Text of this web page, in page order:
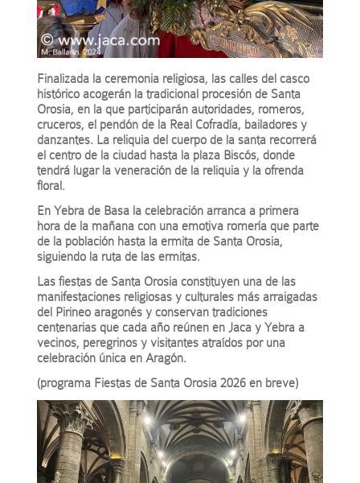
Finalizada la ceremonia religiosa, las calles del casco
histórico acogerán la tradicional procesión de Santa
Orosia, en la que participarán autoridades, romeros,
cruceros, el pendón de la Real Cofradía, bailadores y
danzantes. La reliquia del cuerpo de la santa recorrerá
el centro de la ciudad hasta la plaza Biscós, donde
tendrá lugar la veneración de la reliquia y la ofrenda
floral.
En Yebra de Basa la celebración arranca a primera
hora de la mañana con una emotiva romería que parte
de la población hasta la ermita de Santa Orosia,
siguiendo la ruta de las ermitas.
Las fiestas de Santa Orosia constituyen una de las
manifestaciones religiosas y culturales más arraigadas
del Pirineo aragonés y conservan tradiciones
centenarias que cada año reúnen en Jaca y Yebra a
vecinos, peregrinos y visitantes atraídos por una
celebración única en Aragón.
(programa Fiestas de Santa Orosia 2026 en breve)